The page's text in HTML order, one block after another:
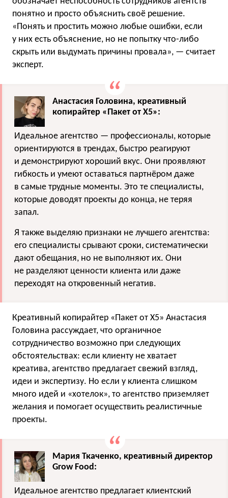
понятно и просто объяснить своё решение.
«Понять и простить можно любые ошибки, если
у них есть объяснение, но не попытку что-либо
скрыть или выдумать причины провала», — считает
эксперт.
Анастасия Головина, креативный
копирайтер «Пакет от Х5»:
Идеальное агентство — профессионалы, которые
ориентируются в трендах, быстро реагируют
и демонстрируют хороший вкус. Они проявляют
гибкость и умеют оставаться партнёром даже
в самые трудные моменты. Это те специалисты,
которые доводят проекты до конца, не теряя
запал.
Я также выделяю признаки не лучшего агентства:
его специалисты срывают сроки, систематически
дают обещания, но не выполняют их. Они
не разделяют ценности клиента или даже
переходят на откровенный негатив.
Креативный копирайтер «Пакет от Х5» Анастасия
Головина рассуждает, что органичное
сотрудничество возможно при следующих
обстоятельствах: если клиенту не хватает
креатива, агентство предлагает свежий взгляд,
идеи и экспертизу. Но если у клиента слишком
много идей и «хотелок», то агентство приземляет
желания и помогает осуществить реалистичные
проекты.
Мария Ткаченко, креативный директор
Grow Food:
Идеальное агентство предлагает клиентский